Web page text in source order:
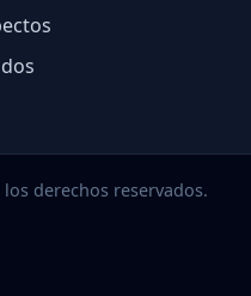
los derechos reservados.